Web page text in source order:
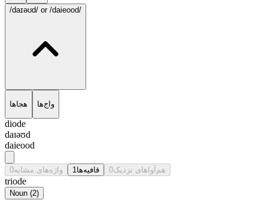
/daɪəʊd/ or /daieood/
هجاها واج‌ها
diode
daɪəʊd
daieood
واژه‌های مشابه0 قافیه‌ها 1 هم‌آواهای نزدیک0
triode
Noun (2)